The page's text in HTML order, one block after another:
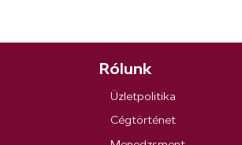
Rólunk
Üzletpolitika
Cégtörténet